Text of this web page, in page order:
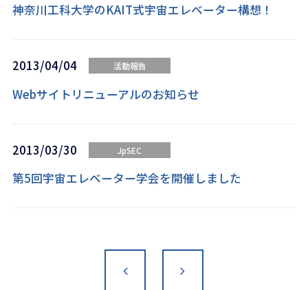
神奈川工科大学のKAIT式宇宙エレベーター構想！
2013/04/04 活動報告
Webサイトリニューアルのお知らせ
2013/03/30 JpSEC
第5回宇宙エレベーター学会を開催しました